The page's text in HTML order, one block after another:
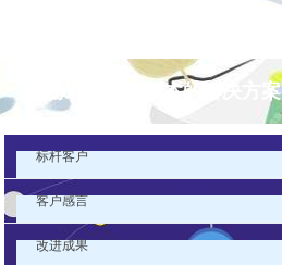
pg游戏库最新版本的解决方案
标杆客户
客户感言
改进成果